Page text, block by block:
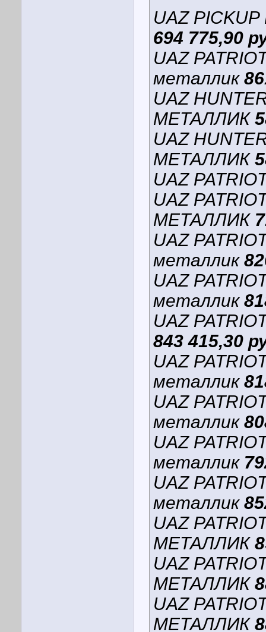
UAZ
694 775,90
UAZ
металлик
UAZ
МЕТАЛЛИК
UAZ
МЕТАЛЛИК
UAZ
UAZ
МЕТАЛЛИК
UAZ
металлик
UAZ
металлик
UAZ
843 415,30
UAZ
металлик
UAZ
металлик
UAZ
металлик
UAZ
металлик
UAZ
МЕТАЛЛИК
UAZ
МЕТАЛЛИК
UAZ
МЕТАЛЛИК